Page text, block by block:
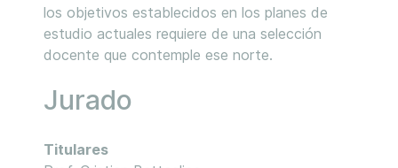
los objetivos establecidos en los planes de
estudio actuales requiere de una selección
docente que contemple ese norte.
Jurado
Titulares